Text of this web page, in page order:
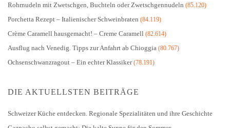
Rohrnudeln mit Zwetschgen, Buchteln oder Zwetschgennudeln (85.120)
Porchetta Rezept – Italienischer Schweinbraten (84.119)
Crème Caramell hausgemacht! – Creme Caramell (82.614)
Ausflug nach Venedig. Tipps zur Anfahrt ab Chioggia (80.767)
Ochsenschwanzragout – Ein echter Klassiker(78.191)
DIE AKTUELLSTEN BEITRÄGE
Schweizer Küche entdecken. Regionale Spezialitäten und ihre Geschichte